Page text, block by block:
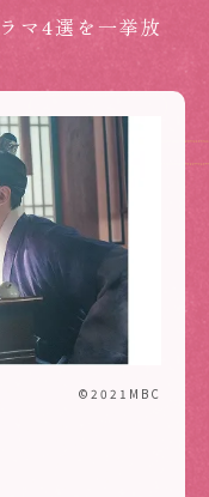
マ4選を一挙放
©2021MBC